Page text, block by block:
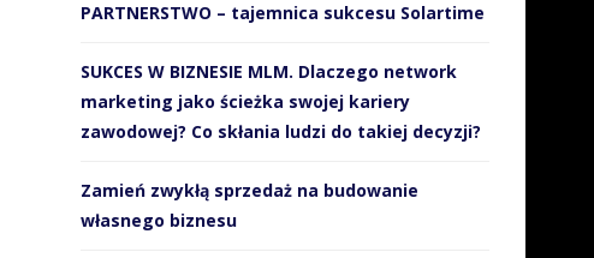
PARTNERSTWO – tajemnica sukcesu Solartime
SUKCES W BIZNESIE MLM. Dlaczego network
marketing jako ścieżka swojej kariery
zawodowej? Co skłania ludzi do takiej decyzji?
Zamień zwykłą sprzedaż na budowanie
własnego biznesu